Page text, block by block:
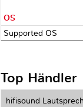
OS
Supported OS
Top Händler
hifisound